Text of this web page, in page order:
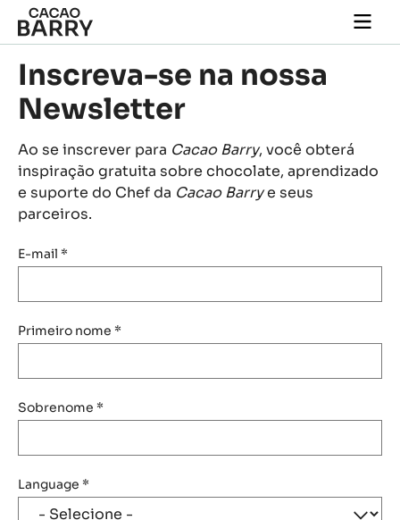
Skip to main content
main
Inscreva-se na nossa
Newsletter
Ao se inscrever para Cacao Barry, você obterá
inspiração gratuita sobre chocolate, aprendizado
e suporte do Chef da Cacao Barrye seus
parceiros.
E-mail *
Primeiro nome *
Sobrenome *
Language *